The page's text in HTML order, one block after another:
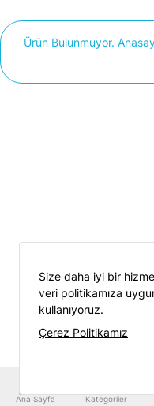
Ürün Bulunmuyor.
Ana Sayfa Kategoriler
Size daha iyi bir
veri politikamıza
kullanıyoruz.
Çerez Politikamız